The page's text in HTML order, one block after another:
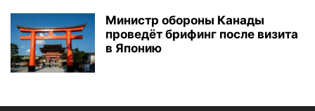
Министр обороны Канады
проведёт брифинг после визита
в Японию